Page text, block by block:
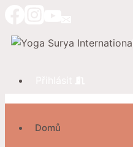
obsah
Domů